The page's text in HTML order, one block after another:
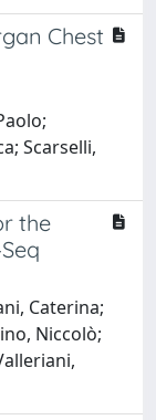
Chest
Scarselli,
the
Caterina;
Niccolò;